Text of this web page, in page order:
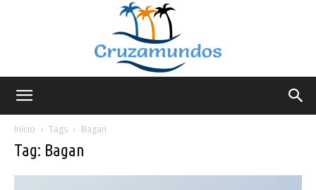
Início
Tags Bagan
Tag: Bagan